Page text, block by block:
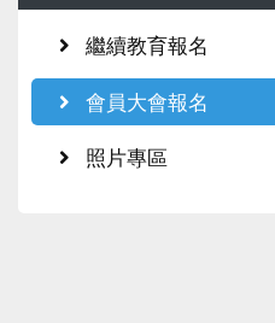
繼續教育報名
會員大會報名
照片專區